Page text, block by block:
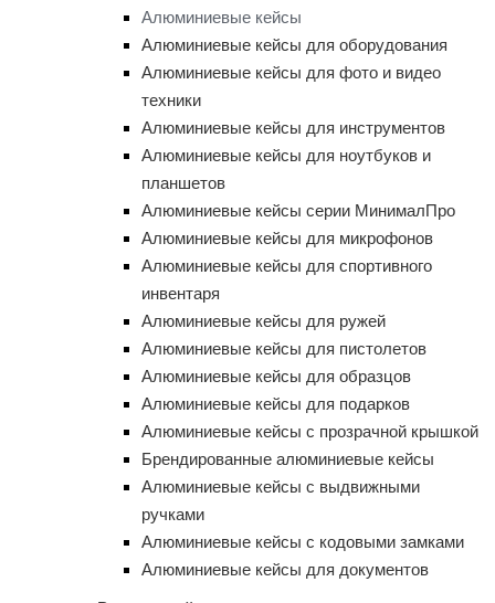
Алюминиевые кейсы
Алюминиевые кейсы для оборудования
Алюминиевые кейсы для фото и видео
техники
Алюминиевые кейсы для инструментов
Алюминиевые кейсы для ноутбуков и
планшетов
Алюминиевые кейсы серии МинималПро
Алюминиевые кейсы для микрофонов
Алюминиевые кейсы для спортивного
инвентаря
Алюминиевые кейсы для ружей
Алюминиевые кейсы для пистолетов
Алюминиевые кейсы для образцов
Алюминиевые кейсы для подарков
Алюминиевые кейсы с прозрачной крышкой
Брендированные алюминиевые кейсы
Алюминиевые кейсы с выдвижными
ручками
Алюминиевые кейсы с кодовыми замками
Алюминиевые кейсы для документов